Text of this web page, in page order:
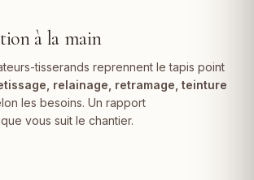
à la main
tisserands reprennent le tapis point
relainage, retramage , teinture
les besoins. Un rapport
vous suit le chantier.